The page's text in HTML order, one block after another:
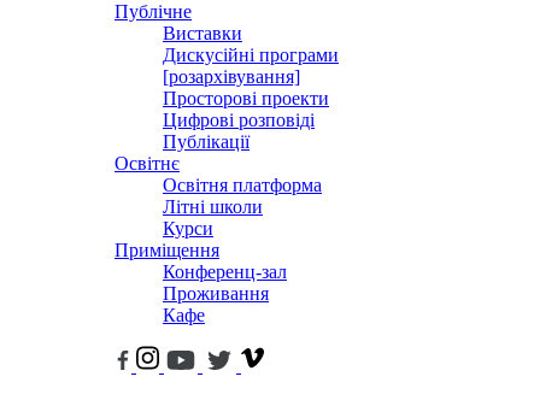
Публічне
Виставки
Дискусійні програми
[розархівування]
Просторові проекти
Цифрові розповіді
Публікації
Освітнє
Освітня платформа
Літні школи
Курси
Приміщення
Конференц-зал
Проживання
Кафе